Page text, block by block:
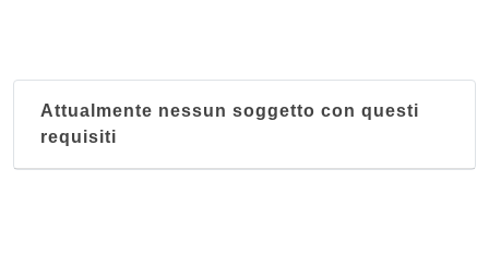
Attualmente nessun soggetto con questi
requisiti